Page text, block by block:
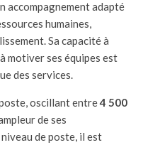
accompagnement adapté
humaines,
Sa capacité à
motiver ses équipes est
des services.
oscillant entre4 500
de ses
de poste, il est